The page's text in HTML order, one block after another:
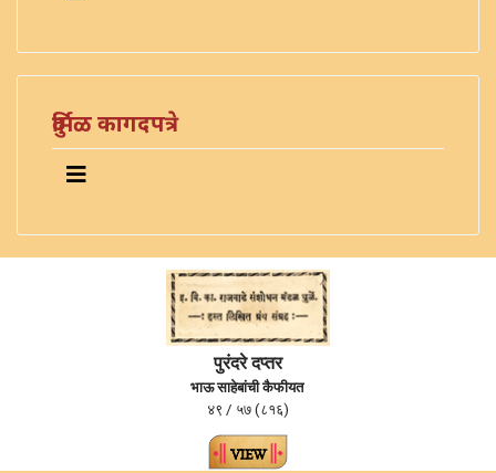
दुर्मिळ कागदपत्रे
पुरंदरे दप्तर
भाऊ साहेबांची कैफीयत
४९ / ५७ (८१६)